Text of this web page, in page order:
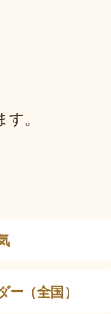
。
ー（全国）